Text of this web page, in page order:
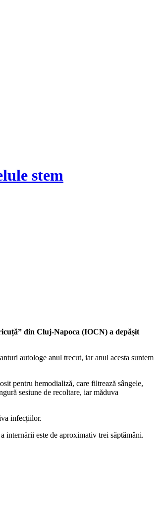
stem
din Cluj-Napoca (IOCN) a depășit
autologe anul trecut, iar anul acesta suntem
pentru hemodializă, care filtrează sângele,
sesiune de recoltare, iar măduva
infecțiilor.
internării este de aproximativ trei săptămâni.